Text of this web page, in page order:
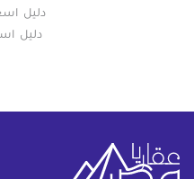
دليل
دليل